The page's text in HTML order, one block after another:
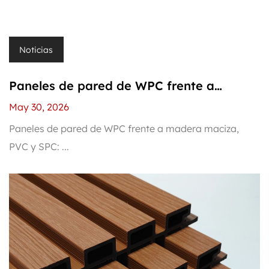
Noticias
Paneles de pared de WPC frente a
madera maciza, PVC y SPC: ¿cuál debería
comprar?
May 30, 2026
Paneles de pared de WPC frente a madera maciza,
PVC y SPC: ...